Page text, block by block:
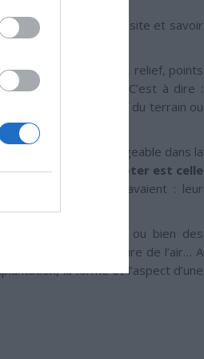
qui contraignent le site et savoir
: boisé, découvert, relief, points
le meilleur parti. C’est à dire :
par exemple au relief du terrain ou
est tout à fait envisageable dans la
!La logique à adopter est celle
avec le peu qu’ils avaient : leur
des protections ou bien des
la température de l’air… A
la forme et l’aspect d’une